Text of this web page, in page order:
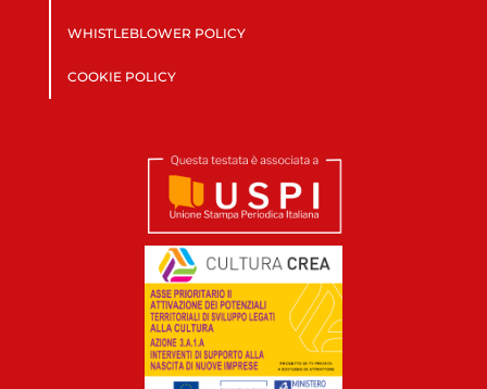
WHISTLEBLOWER POLICY
COOKIE POLICY